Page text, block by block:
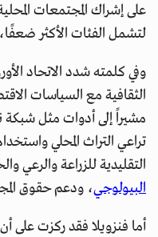
على إشراك المجتمعات
لتشمل الفئات الأكثر
وفي كلمته شدد الاتحاد
الثقافية مع السياسات
تراعي التراث المحلي
التقليدية للزراعة والرعي
البيولوجي، ودعم حقوق
أما فنزويلا فقد ركزت على